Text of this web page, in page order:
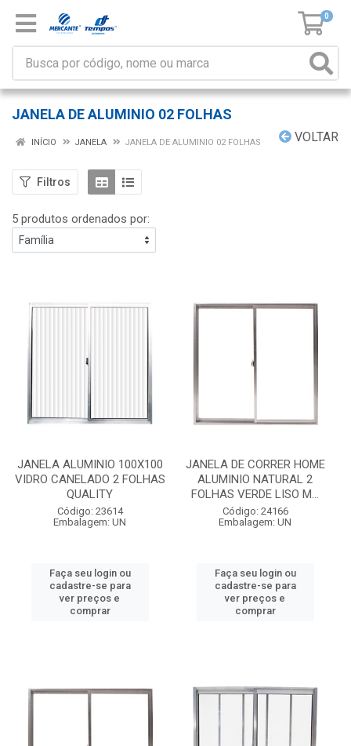
0
JANELA DE ALUMINIO 02 FOLHAS
VOLTAR
INÍCIO JANELA JANELA DE ALUMINIO 02 FOLHAS
Filtros
5 produtos ordenados por:
JANELA ALUMINIO 100X100
VIDRO CANELADO 2 FOLHAS
QUALITY
Código: 23614
Embalagem: UN
Faça seu login ou
cadastre-se para
ver preços e
comprar
JANELA DE CORRER HOME
ALUMINIO NATURAL 2
FOLHAS VERDE LISO M...
Código: 24166
Embalagem: UN
Faça seu login ou
cadastre-se para
ver preços e
comprar